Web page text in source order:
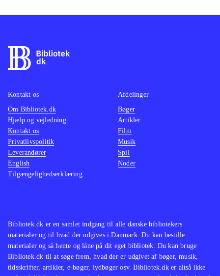
Bibliotek.dk er en samlet indgang til alle danske bibliotekers
materialer og til hvad der udgives i Danmark. Du kan bestille
materialer og så hente og låne på dit eget bibliotek. Du kan bruge
Bibliotek.dk til at søge frem, hvad der er udgivet af bøger, musik,
tidsskrifter, artikler, e-bøger, lydbøger osv. Bibliotek.dk er altså ikke
Kontakt os
Om Bibliotek.dk
Hjælp og vejledning
Kontakt os
Privatlivspolitik
Leverandører
English
Tilgængelighedserklæring
Afdelinger
Bøger
Artikler
Film
Musik
Spil
Noder